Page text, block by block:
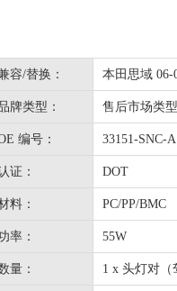
容/替换： 本田思域 06-
牌类型： 售后市场类型
编号： 33151-SNC-
证： DOT
料： PC/PP/BMC
率： 55W
量： 1 x 头灯对（